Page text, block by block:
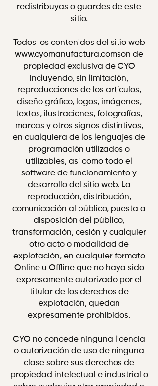
redistribuyas o guardes de este
sitio.
Todos los contenidos del sitio web
www.cyomanufactura.comson de
propiedad exclusiva de CYO
incluyendo, sin limitación,
reproducciones de los artículos,
diseño gráfico, logos, imágenes,
textos, ilustraciones, fotografías,
marcas y otros signos distintivos,
en cualquiera de los lenguajes de
programación utilizados o
utilizables, así como todo el
software de funcionamiento y
desarrollo del sitio web. La
reproducción, distribución,
comunicación al público, puesta a
disposición del público,
transformación, cesión y cualquier
otro acto o modalidad de
explotación, en cualquier formato
Online u Offline que no haya sido
expresamente autorizado por el
titular de los derechos de
explotación, quedan
expresamente prohibidos.
CYO no concede ninguna licencia
o autorización de uso de ninguna
clase sobre sus derechos de
propiedad intelectual e industrial o